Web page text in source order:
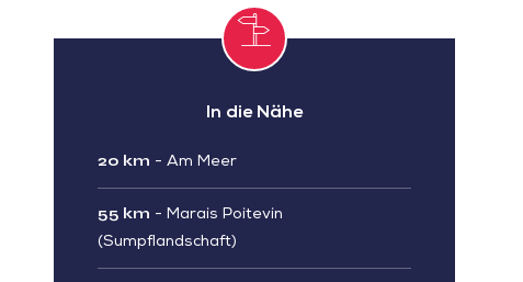
In die Nähe
20 km - Am Meer
55 km - Marais Poitevin
(Sumpflandschaft)